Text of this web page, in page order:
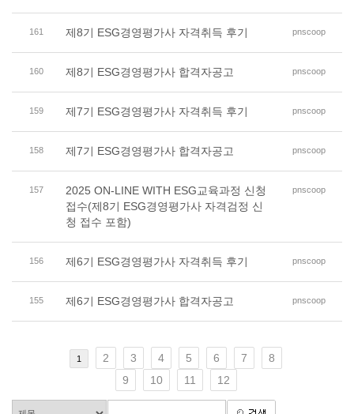
161 제8기 ESG경영평가사 자격취득 후기 pnscoop
160 제8기 ESG경영평가사 합격자공고 pnscoop
159 제7기 ESG경영평가사 자격취득 후기 pnscoop
158 제7기 ESG경영평가사 합격자공고 pnscoop
157
2025 ON-LINE WITH ESG교육과정 신청
접수(제8기 ESG경영평가사 자격검정 신
청 접수 포함)
pnscoop
156 제6기 ESG경영평가사 자격취득 후기 pnscoop
155 제6기 ESG경영평가사 합격자공고 pnscoop
1 2 3 4 5 6 7
8
9
10 11 12